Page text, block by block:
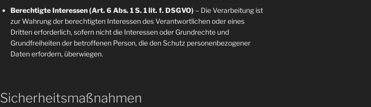
Berechtigte Interessen (Art. 6 Abs. 1 S. 1 lit. f. DSGVO) – Die Verarbeitung ist
zur Wahrung der berechtigten Interessen des Verantwortlichen oder eines
Dritten erforderlich, sofern nicht die Interessen oder Grundrechte und
Grundfreiheiten der betroffenen Person, die den Schutz personenbezogener
Daten erfordern, überwiegen.
Sicherheitsmaßnahmen